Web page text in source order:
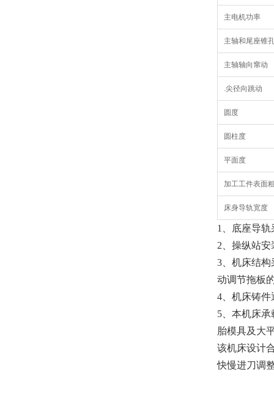
主电机功率
主轴和尾座锥
主轴轴向窜动
.尖径向跳动
圆度
圆柱度
平面度
加工工件表面
床身导轨宽度
1、底座导
2、操纵站
3、机床结
动调节拖板
4、机床铸
5、本机床
胎模具及大
该机床设计
快慢进刀调